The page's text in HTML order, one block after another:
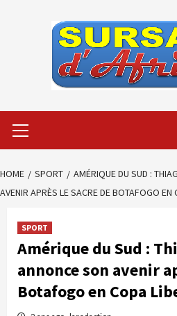
Menu
HOME SPORT
AMÉRIQUE DU SUD :
AVENIR APRÈS LE SACRE DE BOTAFOGO EN
SPORT
Amérique du Sud :
annonce son avenir
Botafogo en Copa